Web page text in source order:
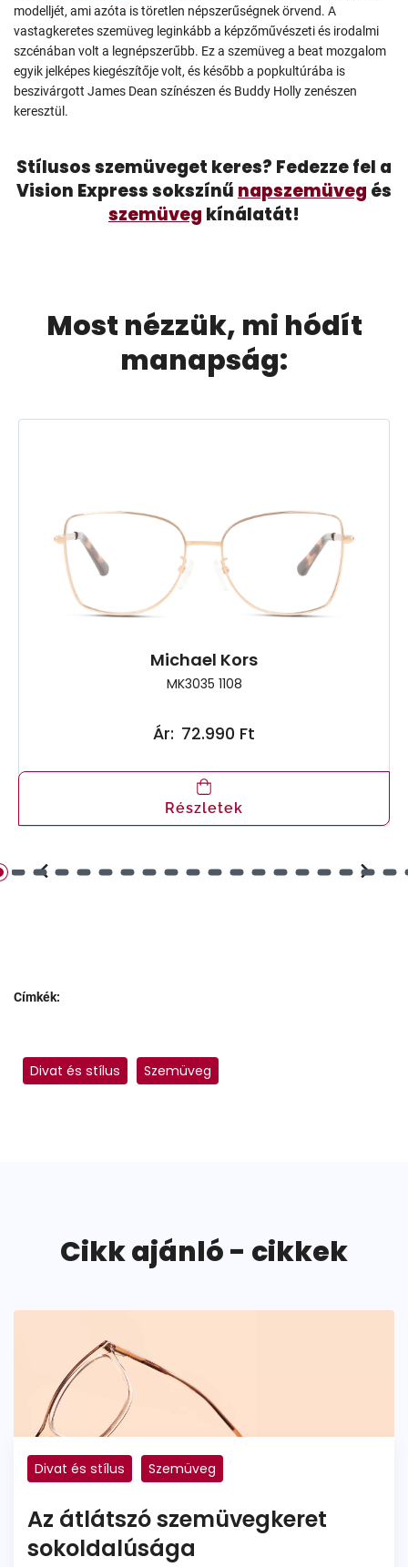
modelljét, ami azóta is töretlen népszerűségnek örvend. A
vastagkeretes szemüveg leginkább a képzőművészeti és irodalmi
szcénában volt a legnépszerűbb. Ez a szemüveg a beat mozgalom
egyik jelképes kiegészítője volt, és később a popkultúrába is
beszivárgott James Dean színészen és Buddy Holly zenészen
keresztül.
Stílusos szemüveget keres? Fedezze fel a
Vision Express sokszínű napszemüveg és
szemüveg kínálatát!
Most nézzük, mi hódít
manapság:
Michael Kors
MK3035 1108
Ár: 72.990 Ft
Részletek
Címkék:
Divat és stílus Szemüveg
Cikk ajánló - cikkek
Divat és stílus Szemüveg
Az átlátszó szemüvegkeret
sokoldalúsága